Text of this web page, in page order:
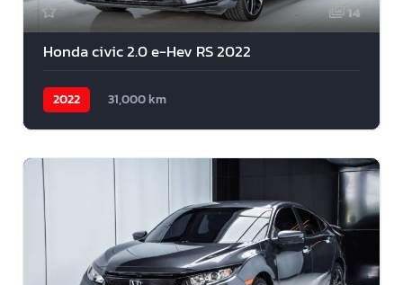
14
Honda civic 2.0 e-Hev RS 2022
2022 31,000 km